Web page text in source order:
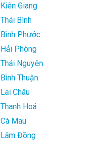
Kiên Giang
Thái Bình
Bình Phước
Hải Phòng
Thái Nguyên
Bình Thuận
Lai Châu
Thanh Hoá
Cà Mau
Lâm Đồng